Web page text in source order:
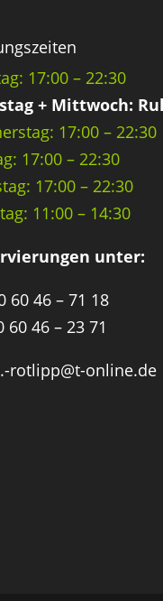
17:00 – 22:30
+ Mittwoch:
17:00 – 22:30
17:00 – 22:30
17:00 – 22:30
11:00 – 14:30
unter:
60 46 – 71 18
60 46 – 23 71
rotlipp@t-online.de